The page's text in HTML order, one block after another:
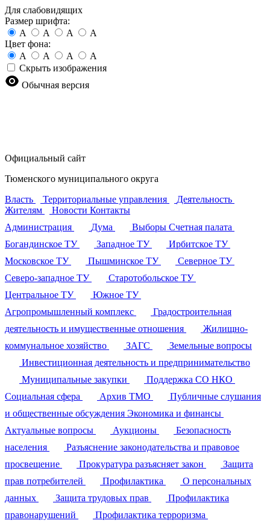
Для слабовидящих
Размер шрифта:
A
A A
A
Цвет фона:
A
A A
A
Скрыть изображения
Обычная версия
Официальный сайт
Тюменского муниципального округа
Власть
Территориальные управления
Деятельность
Жителям
Новости Контакты
Администрация
Дума Выборы Счетная палата
Богандинское ТУ
Западное ТУ
Ирбитское ТУ
Московское ТУ
Пышминское ТУ
Северное ТУ
Северо-западное ТУ
Старотобольское ТУ
Центральное ТУ
Южное ТУ
Агропромышленный комплекс
Градостроительная
деятельность и имущественные отношения
Жилищно-
коммунальное хозяйство
ЗАГС
Земельные вопросы
Инвестиционная деятельность и предпринимательство
Муниципальные закупки
Поддержка СО НКО
Социальная сфера
Архив ТМО
Публичные слушания
и общественные обсуждения Экономика и финансы
Актуальные вопросы
Аукционы
Безопасность
населения
Разъяснение законодательства и правовое
просвещение
Прокуратура разъясняет закон
Защита
прав потребителей
Профилактика
О персональных
данных
Защита трудовых прав
Профилактика
правонарушений
Профилактика терроризма